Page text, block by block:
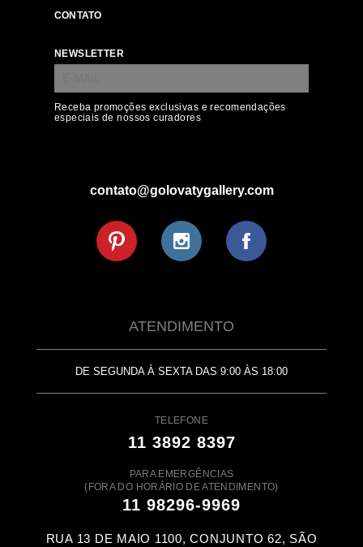
CONTATO
NEWSLETTER
Receba promoções exclusivas e recomendações
especiais de nossos curadores
contato@golovatygallery.com
ATENDIMENTO
DE SEGUNDA À SEXTA DAS 9:00 ÀS 18:00
TELEFONE
11 3892 8397
PARA EMERGÊNCIAS
(FORA DO HORÁRIO DE ATENDIMENTO)
11 98296-9969
RUA 13 DE MAIO 1100, CONJUNTO 62, SÃO